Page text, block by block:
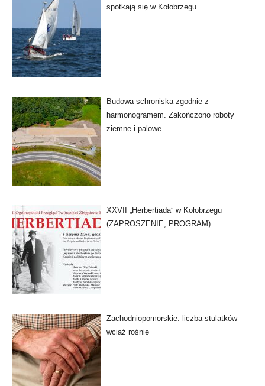
spotkają się w Kołobrzegu
Budowa schroniska zgodnie z
harmonogramem. Zakończono roboty
ziemne i palowe
XXVII „Herbertiada” w Kołobrzegu
(ZAPROSZENIE, PROGRAM)
Zachodniopomorskie: liczba stulatków
wciąż rośnie